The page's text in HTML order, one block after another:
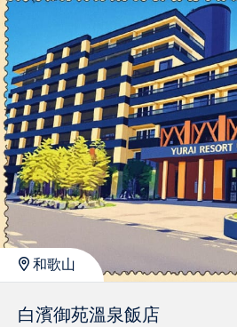
銀髮族與樂齡包車行程
和歌山
白濱御苑溫泉飯店